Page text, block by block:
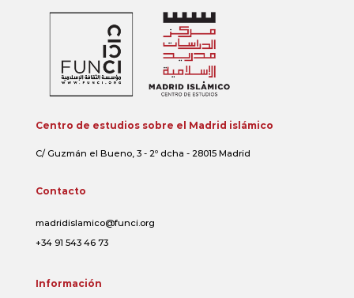
Centro de estudios sobre el Madrid islámico
C/ Guzmán el Bueno, 3 - 2º dcha - 28015 Madrid
Contacto
madridislamico@funci.org
+34 91 543 46 73
Información